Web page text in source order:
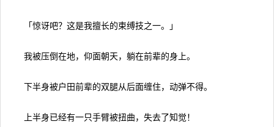
「惊讶吧？这是我擅长的束缚技之一。」
我被压倒在地，仰面朝天，躺在前辈的身上。
下半身被户田前辈的双腿从后面缠住，动弹不得。
上半身已经有一只手臂被扭曲，失去了知觉！